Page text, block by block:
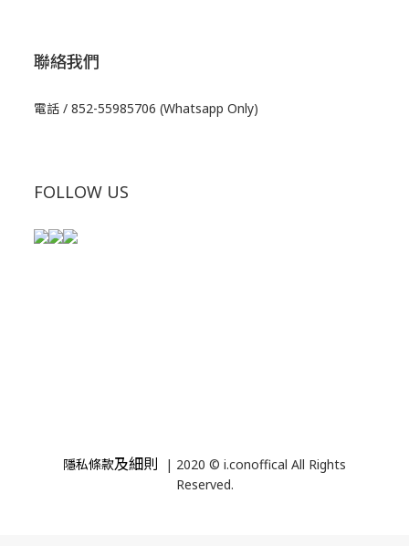
聯絡我們
電話 / 852-55985706 (Whatsapp Only)
FOLLOW US
隱私條款及細則
| 2020 © i.conoffical All Rights
Reserved.